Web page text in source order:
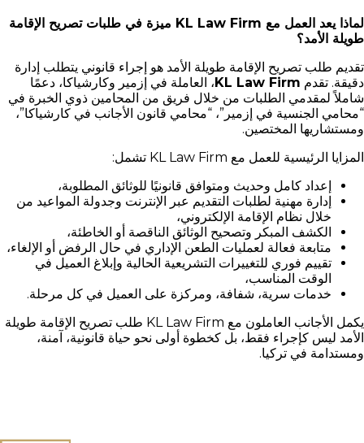
لماذا يعد العمل مع KL Law Firm ميزة في طلبات تصريح الإقامة
طويلة الأمد؟
تقديم طلب تصريح الإقامة طويلة الأمد هو إجراء قانوني يتطلب إدارة
دقيقة. تقدم KL Law Firm، العاملة في إزمير وكارشياكا، دعمًا
شاملاً لمقدمي الطلبات من خلال فريق من المحامين ذوي الخبرة في
“محامي الجنسية في إزمير”، “محامي قانون الأجانب في كارشياكا”،
ومستشاريها المختصين.
المزايا الرئيسية للعمل مع KL Law Firm تشمل:
إعداد كامل وحديث ومتوافق قانونيًا للوثائق المطلوبة،
إدارة مهنية لطلبات التقديم عبر الإنترنت وجدولة المواعيد من
خلال نظام الإقامة الإلكتروني،
الكشف المبكر وتصحيح الوثائق الناقصة أو الخاطئة،
متابعة فعالة لعمليات الطعن الإداري في حال الرفض أو الإلغاء،
تقييم فوري للتغييرات التشريعية الحالية وإبلاغ العميل في
الوقت المناسب،
خدمات سرية، شفافة، ومركزة على العميل في كل مرحلة.
يكمل الأجانب العاملون مع KL Law Firm طلب تصريح الإقامة طويلة
الأمد ليس كإجراء فقط، بل كخطوة أولى نحو حياة قانونية، آمنة،
ومستدامة في تركيا.